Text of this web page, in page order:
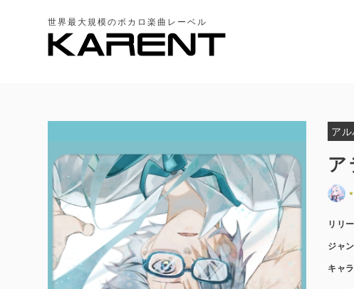
世界最大規模のボカロ楽曲レーベル
アル
リリ
ジャ
キャ